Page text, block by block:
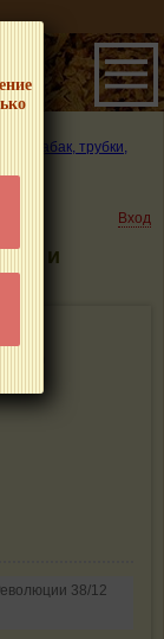
табак, трубки,
Вход
и
38/12